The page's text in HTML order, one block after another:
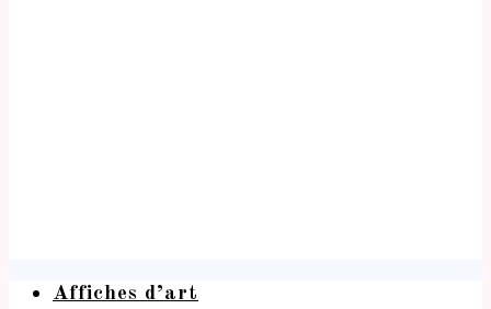
Affiches d’art